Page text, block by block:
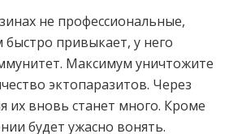
не профессиональные,
привыкает, у него
Максимум уничтожите
эктопаразитов. Через
их вновь станет много. Кроме
будет ужасно вонять.